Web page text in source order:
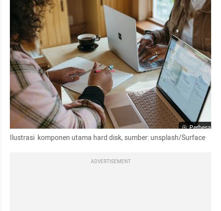
Perbesar
Ilustrasi  komponen utama hard disk, sumber: unsplash/Surface
ADVERTISEMENT